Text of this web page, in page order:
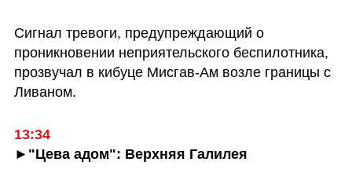
Сигнал тревоги, предупреждающий о
проникновении неприятельского беспилотника,
прозвучал в кибуце Мисгав-Ам возле границы с
Ливаном.
13:34
►"Цева адом": Верхняя Галилея